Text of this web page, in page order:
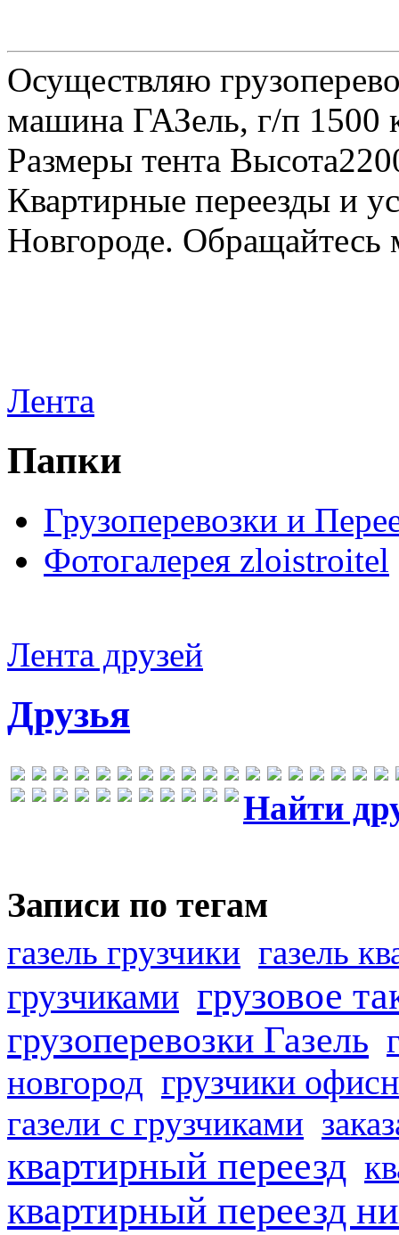
Осуществляю
машина ГАЗель, г/п 1500
Размеры тента
Квартирные переезды и
Новгороде.
Лента
Папки
Грузоперевозки и
Фотогалерея zloistroitel
Лента друзей
Друзья
Найти
Записи по тегам
газель грузчики газель
грузчиками грузовое
грузоперевозки Газель
новгород грузчики
газели с грузчиками
квартирный переезд
квартирный переезд